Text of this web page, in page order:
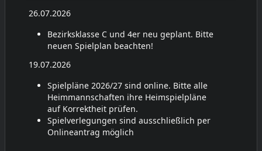
26.07.2026
Bezirksklasse C und 4er neu geplant. Bitte
neuen Spielplan beachten!
19.07.2026
Spielpläne 2026/27 sind online. Bitte alle
Heimmannschaften ihre Heimspielpläne
auf Korrektheit prüfen.
Spielverlegungen sind ausschließlich per
Onlineantrag möglich